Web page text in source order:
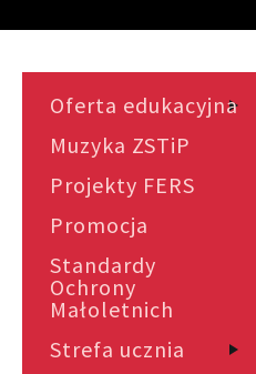
Oferta edukacyjna
Muzyka ZSTiP
Projekty FERS
Promocja
Standardy
Ochrony
Małoletnich
Strefa ucznia